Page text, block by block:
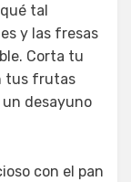
tal
y las fresas
Corta tu
tus frutas
desayuno
con el pan